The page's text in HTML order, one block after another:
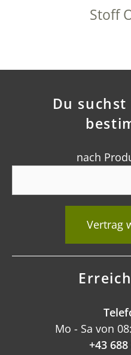
Stoff
Du
nach
Vertrag
Mo - Sa von
+43